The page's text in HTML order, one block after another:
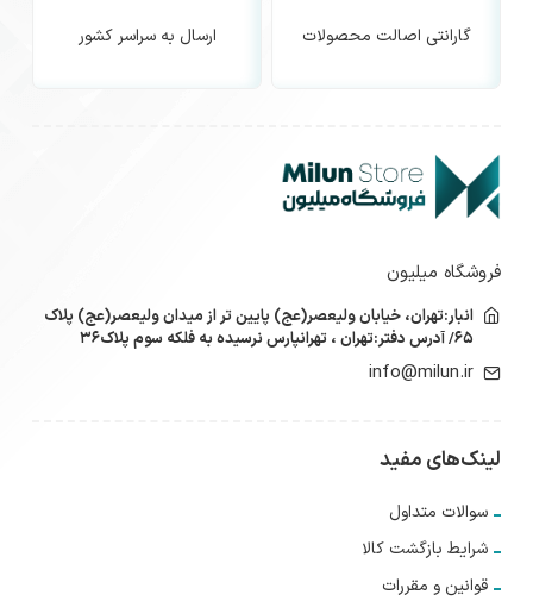
گارانتی اصالت محصولات ارسال به سراسر کشور
فروشگاه میلیون
انبار:تهران، خیابان ولیعصر(عج) پایین تر از میدان ولیعصر(عج) پلاک
۶۵/ آدرس دفتر:تهران ، تهرانپارس نرسیده به فلکه سوم پلاک۳۶
info@milun.ir
لینک‌های مفید
سوالات متداول
شرایط بازگشت کالا
قوانین و مقررات